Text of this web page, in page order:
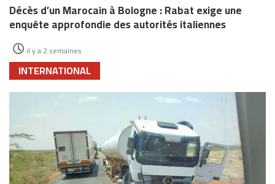
Décès d’un Marocain à Bologne : Rabat exige une
enquête approfondie des autorités italiennes
il y a 2 semaines
INTERNATIONAL